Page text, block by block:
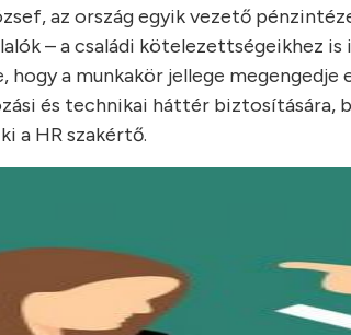
az ország egyik vezető
– a családi kötelezettségeikhez is
a munkakör jellege megengedje
és technikai háttér biztosítására,
a HR szakértő.